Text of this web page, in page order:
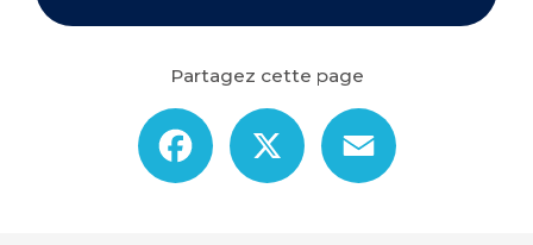
Partagez cette page
Facebook